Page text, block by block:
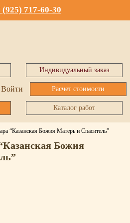
(925) 717-60-30
Индивидуальный заказ
Войти Расчет стоимости
Каталог работ
“Казанская Божия Матерь и Спаситель”
Божия